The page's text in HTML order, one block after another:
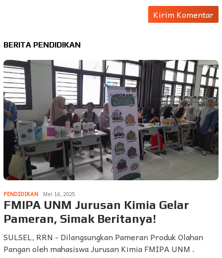
BERITA PENDIDIKAN
PENDIDIKAN Mei 16, 2025
FMIPA UNM Jurusan Kimia Gelar
Pameran, Simak Beritanya!
SULSEL, RRN - Dilangsungkan Pameran Produk Olahan
Pangan oleh mahasiswa Jurusan Kimia FMIPA UNM .